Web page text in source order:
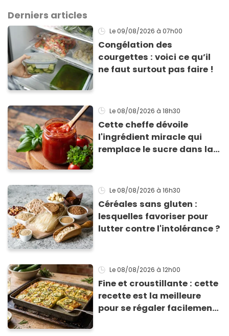
Derniers articles
Le 09/08/2026 à 07h00
Congélation des
courgettes : voici ce qu’il
ne faut surtout pas faire !
Le 08/08/2026 à 18h30
Cette cheffe dévoile
l'ingrédient miracle qui
remplace le sucre dans la
Le 08/08/2026 à 16h30
Céréales sans gluten :
lesquelles favoriser pour
lutter contre l'intolérance ?
Le 08/08/2026 à 12h00
Fine et croustillante : cette
recette est la meilleure
pour se régaler facilement